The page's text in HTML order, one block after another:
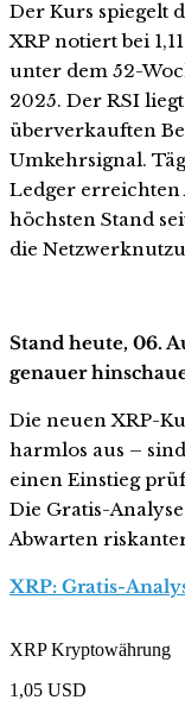
Der Kurs spiegelt
XRP notiert bei
unter dem 52-
2025. Der RSI
überverkauften
Umkehrsignal.
Ledger erreichten
höchsten Stand
die
Stand heute, 06.
genauer
Die neuen XRP-
harmlos aus –
einen Einstieg
Die Gratis-
Abwarten
XRP: Gratis-
XRP Kryptowährung
1,05 USD